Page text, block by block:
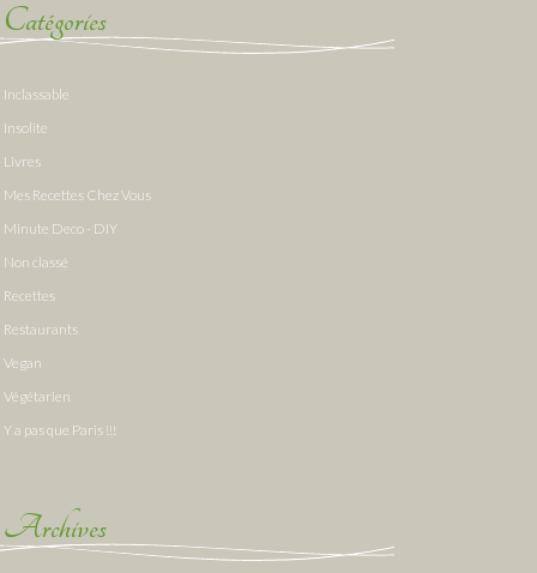
Catégories
Inclassable
Insolite
Livres
Mes Recettes Chez Vous
Minute Deco - DIY
Non classé
Recettes
Restaurants
Vegan
Végétarien
Y a pas que Paris !!!
Archives